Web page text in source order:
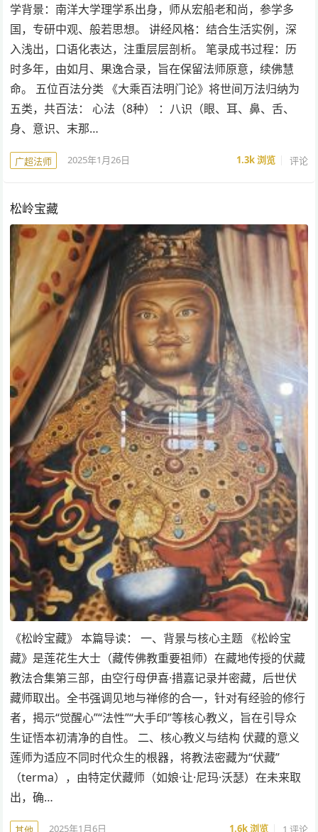
学背景：南洋大学理学系出身，师从宏船老和尚，参学多
国，专研中观、般若思想。 讲经风格：结合生活实例，深
入浅出，口语化表达，注重层层剖析。 笔录成书过程：历
时多年，由如月、果逸合录，旨在保留法师原意，续佛慧
命。 五位百法分类 《大乘百法明门论》将世间万法归纳为
五类，共百法： 心法（8种） ：八识（眼、耳、鼻、舌、
身、意识、末那…
广超法师 2025年1月26日 1.3k浏览 评论
松岭宝藏
《松岭宝藏》 本篇导读： 一、背景与核心主题 《松岭宝
藏》是莲花生大士（藏传佛教重要祖师）在藏地传授的伏藏
教法合集第三部，由空行母伊喜·措嘉记录并密藏，后世伏
藏师取出。全书强调见地与禅修的合一，针对有经验的修行
者，揭示“觉醒心”“法性”“大手印”等核心教义，旨在引导众
生证悟本初清净的自性。 二、核心教义与结构 伏藏的意义
莲师为适应不同时代众生的根器，将教法密藏为“伏藏”
（terma），由特定伏藏师（如娘·让·尼玛·沃瑟）在未来取
出，确…
2025年1月6日 1.6k浏览 1 评论